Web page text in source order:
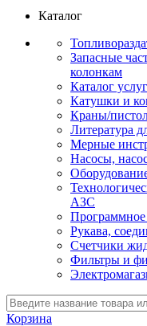
Каталог
Запасные
колонкам
Каталог услуг
Катушки и
Краны/
Литература
Мерные
Насосы,
АЗС
Программное
Рукава,
Счетчики
Фильтры и
Корзина